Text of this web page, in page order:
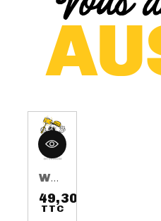
WHISKY AUGUST 17TH 3 ANS 50CL 40%
49,30 €
TTCPrix